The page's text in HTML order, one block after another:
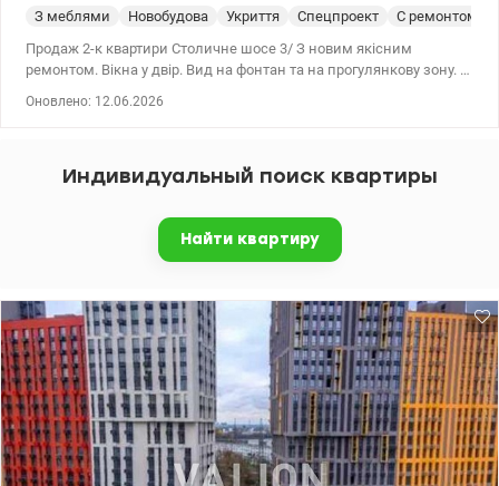
З меблями Новобудова Укриття Спецпроект
С ремонтом
Продаж 2-к квартири Столичне шосе 3/ З новим якісним
ремонтом. Вікна у двір. Вид на фонтан та на прогулянкову зону. В
Оновлено: 12.06.2026
Индивидуальный поиск квартиры
Найти квартиру